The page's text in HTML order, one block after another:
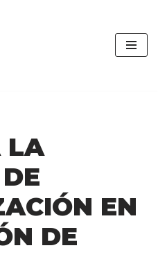
LA
EN
DE